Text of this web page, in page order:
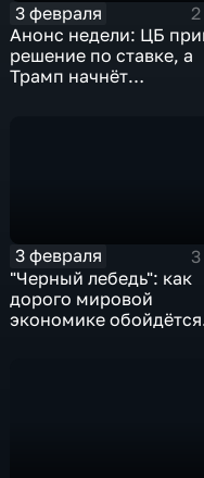
3 февраля
Анонс недели: ЦБ
решение по ставке, а
Трамп начнёт
3 февраля
"Черный лебедь": как
дорого мировой
экономике обойдётся